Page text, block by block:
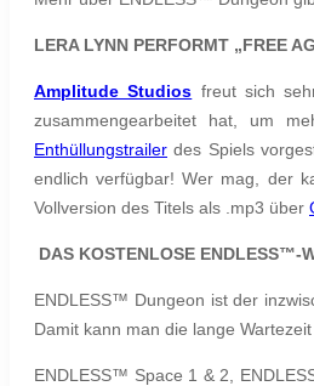
LERA LYNN PERFORMT „FREE
Amplitude Studios freut sich
zusammengearbeitet hat, um
Enthüllungstrailer des Spiels
endlich verfügbar! Wer mag, der
Vollversion des Titels als .mp3 über
DAS KOSTENLOSE ENDLESS™-
ENDLESS™ Dungeon ist der
Damit kann man die lange
ENDLESS™ Space 1 & 2,